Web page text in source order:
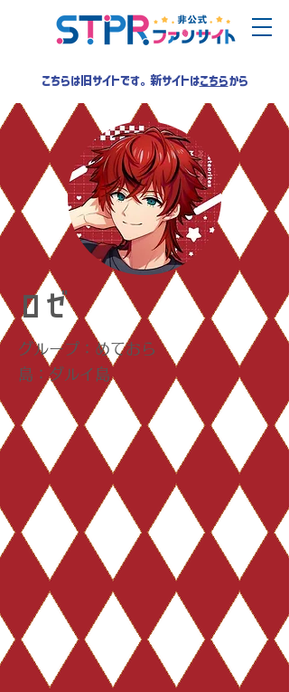
こちらは旧サイトです。新サイトはこちらから
ロゼ
グループ：めておら
島：ダルイ島